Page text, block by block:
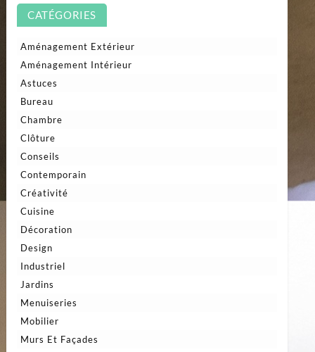
CATÉGORIES
Aménagement Extérieur
Aménagement Intérieur
Astuces
Bureau
Chambre
Clôture
Conseils
Contemporain
Créativité
Cuisine
Décoration
Design
Industriel
Jardins
Menuiseries
Mobilier
Murs Et Façades